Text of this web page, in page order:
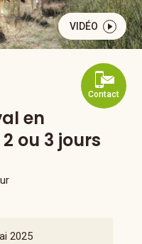
VIDÉO
Contact
en
ou 3 jours
2025